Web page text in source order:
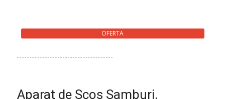
OFERTA
Aparat de Scos Samburi,